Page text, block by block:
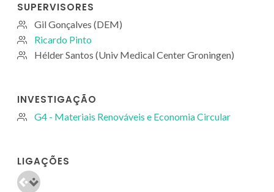
SUPERVISORES
Gil Gonçalves (DEM)
Ricardo Pinto
Hélder Santos (Univ Medical Center Groningen)
INVESTIGAÇÃO
G4 - Materiais Renováveis e Economia Circular
LIGAÇÕES